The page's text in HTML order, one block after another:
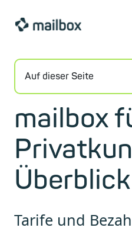
Auf dieser Seite
mailbox
Überblick
Tarife und